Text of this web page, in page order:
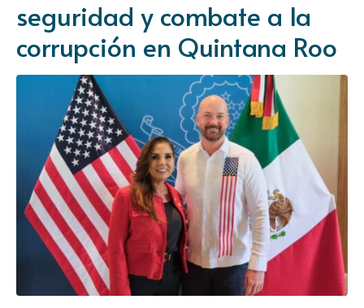
seguridad y combate a la
corrupción en Quintana Roo